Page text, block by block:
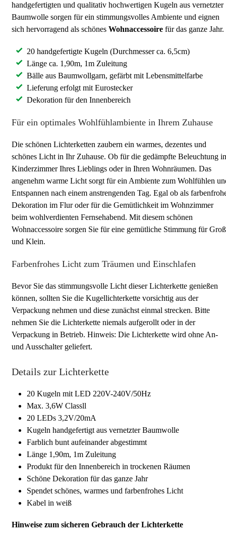
handgefertigten und qualitativ hochwertigen Kugeln aus vernetzter
Baumwolle sorgen für ein stimmungsvolles Ambiente und eignen
sich hervorragend als schönes Wohnaccessoire für das ganze Jahr.
20 handgefertigte Kugeln (Durchmesser ca. 6,5cm)
Länge ca. 1,90m, 1m Zuleitung
Bälle aus Baumwollgarn, gefärbt mit Lebensmittelfarbe
Lieferung erfolgt mit Eurostecker
Dekoration für den Innenbereich
Für ein optimales Wohlfühlambiente in Ihrem Zuhause
Die schönen Lichterketten zaubern ein warmes, dezentes und
schönes Licht in Ihr Zuhause. Ob für die gedämpfte Beleuchtung
Kinderzimmer Ihres Lieblings oder in Ihren Wohnräumen. Das
angenehm warme Licht sorgt für ein Ambiente zum Wohlfühlen
Entspannen nach einem anstrengenden Tag. Egal ob als
Dekoration im Flur oder für die Gemütlichkeit im Wohnzimmer
beim wohlverdienten Fernsehabend. Mit diesem schönen
Wohnaccessoire sorgen Sie für eine gemütliche Stimmung für Groß
und Klein.
Farbenfrohes Licht zum Träumen und Einschlafen
Bevor Sie das stimmungsvolle Licht dieser Lichterkette genießen
können, sollten Sie die Kugellichterkette vorsichtig aus der
Verpackung nehmen und diese zunächst einmal strecken. Bitte
nehmen Sie die Lichterkette niemals aufgerollt oder in der
Verpackung in Betrieb. Hinweis: Die Lichterkette wird ohne An-
und Ausschalter geliefert.
Details zur Lichterkette
20 Kugeln mit LED 220V-240V/50Hz
Max. 3,6W Classll
20 LEDs 3,2V/20mA
Kugeln handgefertigt aus vernetzter Baumwolle
Farblich bunt aufeinander abgestimmt
Länge 1,90m, 1m Zuleitung
Produkt für den Innenbereich in trockenen Räumen
Schöne Dekoration für das ganze Jahr
Spendet schönes, warmes und farbenfrohes Licht
Kabel in weiß
Hinweise zum sicheren Gebrauch der Lichterkette